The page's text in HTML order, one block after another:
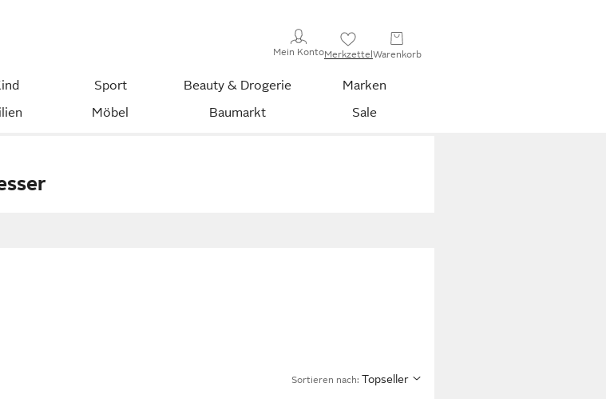
Mein KontoMerkzettelWarenkorb
Sport Beauty & Drogerie
Marken
Möbel Baumarkt Sale
Sortieren nach: Topseller